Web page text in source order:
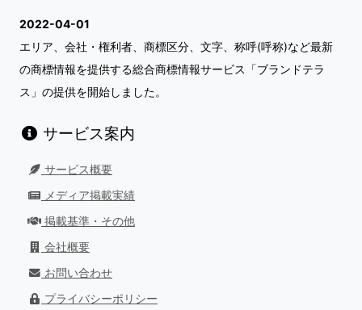
2022-04-01
エリア、会社・権利者、商標区分、文字、称呼(呼称)など最新
の商標情報を提供する総合商標情報サービス「ブランドテラ
ス」の提供を開始しました。
サービス案内
サービス概要
メディア掲載実績
掲載基準・その他
会社概要
お問い合わせ
プライバシーポリシー